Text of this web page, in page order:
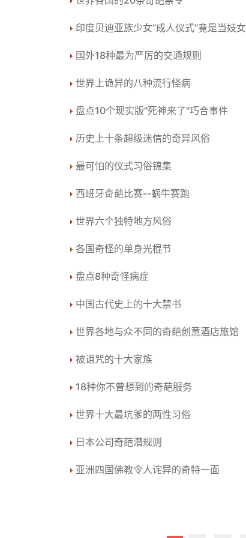
印度贝迪亚族少女“成人仪式”竟是当妓女
国外18种最为严厉的交通规则
世界上诡异的八种流行怪病
盘点10个现实版"死神来了"巧合事件
历史上十条超级迷信的奇异风俗
最可怕的仪式习俗锦集
西班牙奇葩比赛--蜗牛赛跑
世界六个独特地方风俗
各国奇怪的单身光棍节
盘点8种奇怪病症
中国古代史上的十大禁书
世界各地与众不同的奇葩创意酒店旅馆
被诅咒的十大家族
18种你不曾想到的奇葩服务
世界十大最坑爹的两性习俗
日本公司奇葩潜规则
亚洲四国佛教令人诧异的奇特一面